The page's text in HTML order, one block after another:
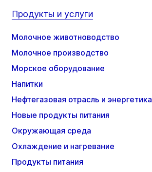
Продукты и услуги
Молочное животноводство
Молочное производство
Морское оборудование
Напитки
Нефтегазовая отрасль и энергетика
Новые продукты питания
Окружающая среда
Охлаждение и нагревание
Продукты питания